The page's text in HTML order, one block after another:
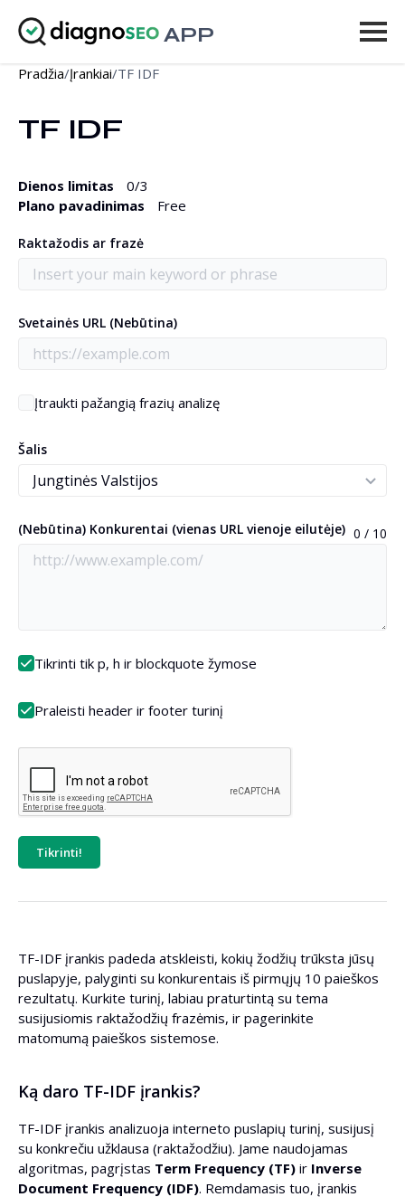
APP
Įrankiai
Kainodara
Prisijungti
Pradžia/Įrankiai/TF IDF
TF IDF
Dienos limitas 0/3
Plano pavadinimas
Free
Raktažodis ar frazė
Svetainės URL (Nebūtina)
Įtraukti pažangią frazių analizę
Šalis
(Nebūtina) Konkurentai (vienas URL vienoje eilutėje) 0 / 10
Tikrinti tik p, h ir blockquote žymose
Praleisti header ir footer turinį
Tikrinti!
TF-IDF įrankis padeda atskleisti, kokių žodžių trūksta jūsų
puslapyje, palyginti su konkurentais iš pirmųjų 10 paieškos
rezultatų. Kurkite turinį, labiau praturtintą su tema
susijusiomis raktažodžių frazėmis, ir pagerinkite
matomumą paieškos sistemose.
Ką daro TF-IDF įrankis?
TF-IDF įrankis analizuoja interneto puslapių turinį, susijusį
su konkrečiu užklausa (raktažodžiu). Jame naudojamas
algoritmas, pagrįstas Term Frequency (TF) ir Inverse
Document Frequency (IDF). Remdamasis tuo, įrankis